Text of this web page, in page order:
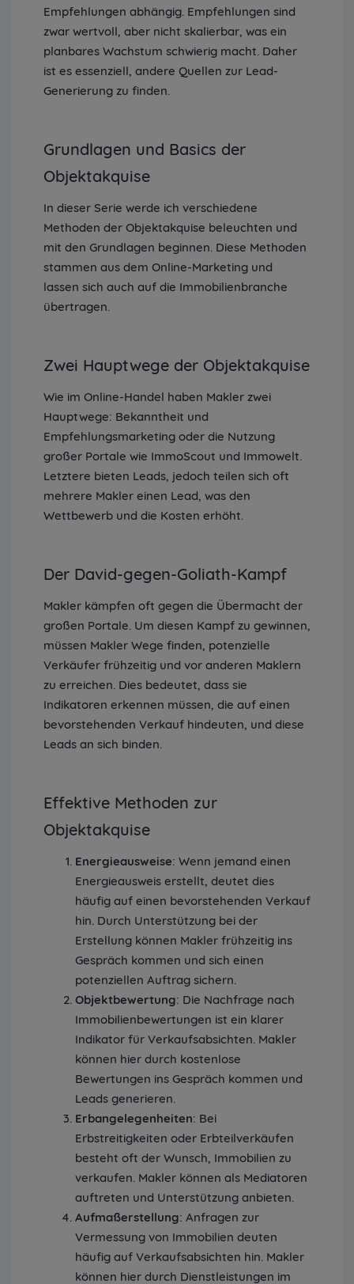
Empfehlungen abhängig. Empfehlungen sind
zwar wertvoll, aber nicht skalierbar, was ein
planbares Wachstum schwierig macht. Daher
ist es essenziell, andere Quellen zur Lead-
Generierung zu finden.
Grundlagen und Basics der
Objektakquise
In dieser Serie werde ich verschiedene
Methoden der Objektakquise beleuchten und
mit den Grundlagen beginnen. Diese Methoden
stammen aus dem Online-Marketing und
lassen sich auch auf die Immobilienbranche
übertragen.
Zwei Hauptwege der Objektakquise
Wie im Online-Handel haben Makler zwei
Hauptwege: Bekanntheit und
Empfehlungsmarketing oder die Nutzung
großer Portale wie ImmoScout und Immowelt.
Letztere bieten Leads, jedoch teilen sich oft
mehrere Makler einen Lead, was den
Wettbewerb und die Kosten erhöht.
Der David-gegen-Goliath-Kampf
Makler kämpfen oft gegen die Übermacht der
großen Portale. Um diesen Kampf zu gewinnen,
müssen Makler Wege finden, potenzielle
Verkäufer frühzeitig und vor anderen Maklern
zu erreichen. Dies bedeutet, dass sie
Indikatoren erkennen müssen, die auf einen
bevorstehenden Verkauf hindeuten, und diese
Leads an sich binden.
Effektive Methoden zur
Objektakquise
Energieausweise: Wenn jemand einen
Energieausweis erstellt, deutet dies
häufig auf einen bevorstehenden Verkauf
hin. Durch Unterstützung bei der
Erstellung können Makler frühzeitig ins
Gespräch kommen und sich einen
potenziellen Auftrag sichern.
Objektbewertung: Die Nachfrage nach
Immobilienbewertungen ist ein klarer
Indikator für Verkaufsabsichten. Makler
können hier durch kostenlose
Bewertungen ins Gespräch kommen und
Leads generieren.
Erbangelegenheiten: Bei
Erbstreitigkeiten oder Erbteilverkäufen
besteht oft der Wunsch, Immobilien zu
verkaufen. Makler können als Mediatoren
auftreten und Unterstützung anbieten.
Aufmaßerstellung: Anfragen zur
Vermessung von Immobilien deuten
häufig auf Verkaufsabsichten hin. Makler
können hier durch Dienstleistungen im